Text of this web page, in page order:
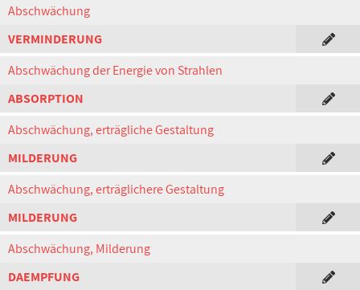
Abschwächung
VERMINDERUNG
Abschwächung der Energie von Strahlen
ABSORPTION
Abschwächung, erträgliche Gestaltung
MILDERUNG
Abschwächung, erträglichere Gestaltung
MILDERUNG
Abschwächung, Milderung
DAEMPFUNG